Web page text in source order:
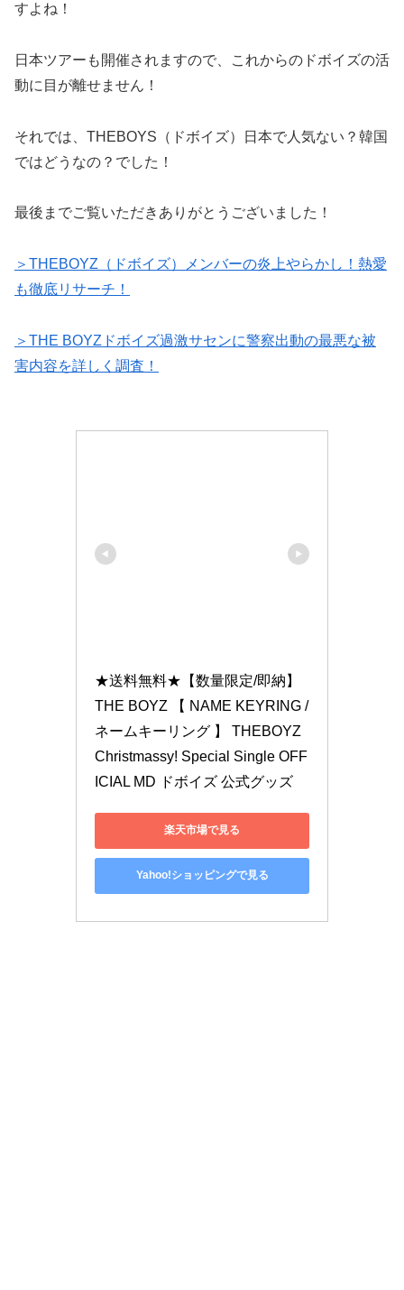
すよね！
日本ツアーも開催されますので、これからのドボイズの活
動に目が離せません！
それでは、THEBOYS（ドボイズ）日本で人気ない？韓国
ではどうなの？でした！
最後までご覧いただきありがとうございました！
＞THEBOYZ（ドボイズ）メンバーの炎上やらかし！熱愛
も徹底リサーチ！
＞THE BOYZドボイズ過激サセンに警察出動の最悪な被
害内容を詳しく調査！
★送料無料★【数量限定/即納】
THE BOYZ 【 NAME KEYRING /
ネームキーリング 】 THEBOYZ
Christmassy! Special Single OFF
ICIAL MD ドボイズ 公式グッズ
楽天市場で見る
Yahoo!ショッピングで見る